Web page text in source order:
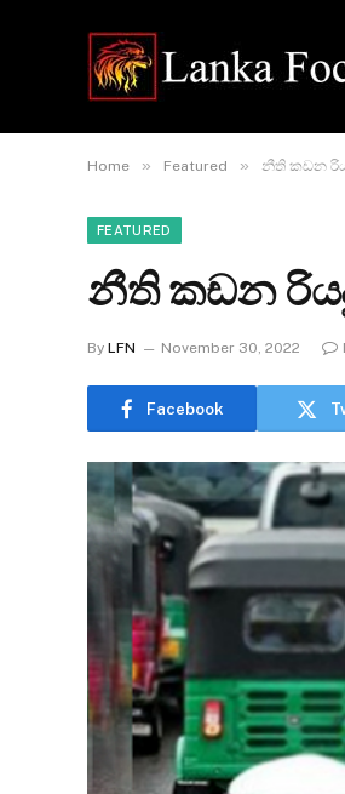
Home » Featured » නීති කඩන
FEATURED
නීති කඩන
By LFN November 30, 2022
Facebook